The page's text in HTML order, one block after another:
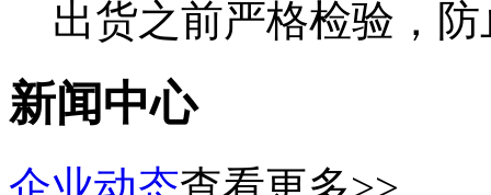
出货之前严格检验，
新闻中心